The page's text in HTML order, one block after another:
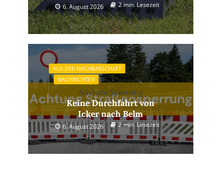
6. August 2026 2 min. Lesezeit
AUS DER NACHBARSCHAFT
NACHRICHTEN
Nächste Sperrung
Keine Durchfahrt von
Icker nach Belm
6. August 2026 2 min. Lesezeit